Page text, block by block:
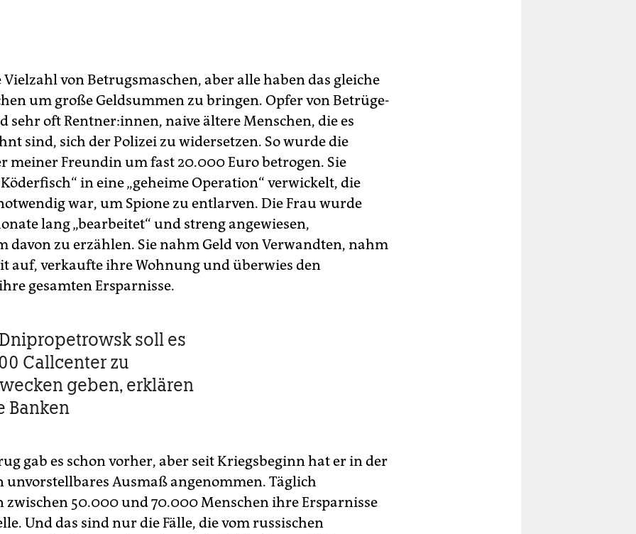
Vielzahl von Betrugsmaschen, aber alle haben das gleiche
um große Geldsummen zu bringen. Opfer von Be­trü­ge­
sehr oft Rentner:innen, naive ältere Menschen, die es
sind, sich der Polizei zu widersetzen. So wurde die
meiner Freundin um fast 20.000 Euro betrogen. Sie
in eine „geheime Operation“ verwickelt, die
war, um Spione zu entlarven. Die Frau wurde
lang „bearbeitet“ und streng angewiesen,
davon zu erzählen. Sie nahm Geld von Verwandten, nahm
auf, verkaufte ihre Wohnung und überwies den
gesamten Ersparnisse.
soll es
Callcenter zu
geben, erklären
Banken
gab es schon vorher, aber seit Kriegsbeginn hat er in der
unvorstellbares Ausmaß angenommen. Täglich
zwischen 50.000 und 70.000 Menschen ihre Ersparnisse
Und das sind nur die Fälle, die vom russischen